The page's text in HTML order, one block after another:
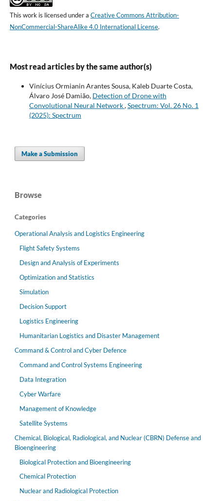
This work is licensed under a Creative Commons Attribution-
NonCommercial-ShareAlike 4.0 International License.
Most read articles by the same author(s)
Vinícius Ormianin Arantes Sousa, Kaleb Duarte Costa,
Álvaro José Damião, Detection of Drone with
Convolutional Neural Network,Spectrum: Vol. 26 No. 1
(2025): Spectrum
Make a Submission
Browse
Categories
Operational Analysis and Logistics Engineering
Flight Safety Systems
Design and Analysis of Experiments
Optimization and Statistics
Simulation
Decision Support
Logistics Engineering
Humanitarian Logistics and Disaster Management
Command & Control and Cyber Defence
Command and Control Systems Engineering
Data Integration
Cyber Warfare
Management of Knowledge
Satellite Systems
Chemical, Biological, Radiological, and Nuclear (CBRN) Defense and
Bioengineering
Biological Protection and Bioengineering
Chemical Protection
Nuclear and Radiological Protection